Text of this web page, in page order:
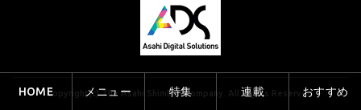
Copyright(c) The Asahi Shimbun Company. All Rights Reserved.
HOME メニュー 特集 連載 おすすめ